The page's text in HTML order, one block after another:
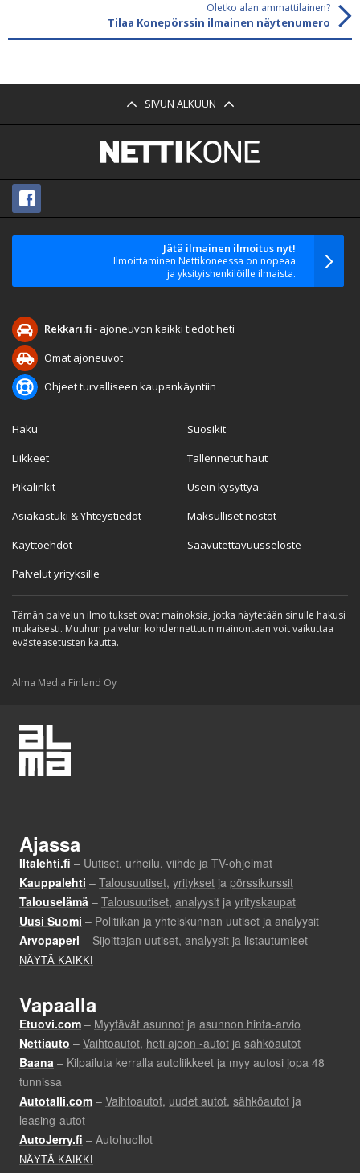
Oletko alan ammattilainen?
Tilaa Konepörssin ilmainen näytenumero
SIVUN ALKUUN
Jätä ilmainen ilmoitus nyt!
Ilmoittaminen Nettikoneessa on nopeaa
ja yksityishenkilöille ilmaista.
Rekkari.fi- ajoneuvon kaikki tiedot heti
Omat ajoneuvot
Ohjeet turvalliseen kaupankäyntiin
Haku
Liikkeet
Pikalinkit
Asiakastuki & Yhteystiedot
Käyttöehdot
Palvelut yrityksille
Suosikit
Tallennetut haut
Usein kysyttyä
Maksulliset nostot
Saavutettavuusseloste
Tämän palvelun ilmoitukset ovat mainoksia, jotka näytetään sinulle hakusi
mukaisesti. Muuhun palvelun kohdennettuun mainontaan voit vaikuttaa
evästeasetusten kautta.
Alma Media Finland Oy